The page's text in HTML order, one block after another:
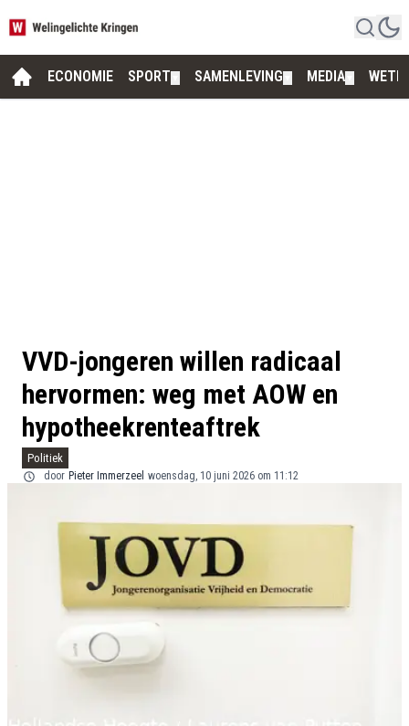
ECONOMIE SPORT SAMENLEVING MEDIA
VVD-jongeren willen radicaal
hervormen: weg met AOW en
hypotheekrenteaftrek
Politiek
door Pieter Immerzeel woensdag, 10 juni 2026 om 11:12